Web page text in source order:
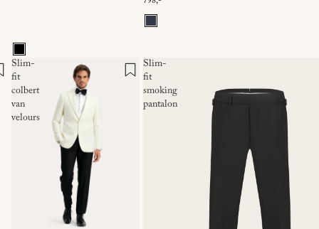
Slim-
fit
colbert
van
velours
Slim-
fit
smoking
pantalon